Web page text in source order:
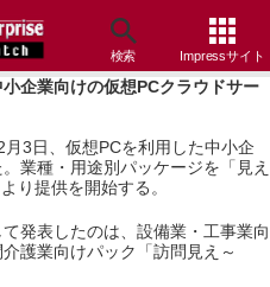
検索 Impressサイト
企業向けの仮想PCクラウドサー
3日、仮想PCを利用した中小企
業種・用途別パッケージを「見え
り提供を開始する。
発表したのは、設備業・工事業向
護業向けパック「訪問見え～